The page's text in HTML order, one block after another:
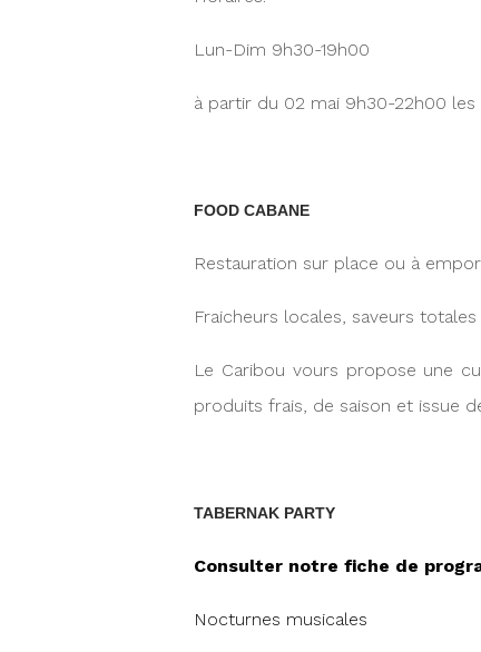
Lun-Dim 9h30-19h00
à partir du 02 mai 9h30-22h00 les
FOOD CABANE
Restauration sur place ou à
Fraicheurs locales, saveurs totales
Le Caribou vours propose une
produits frais, de saison et issue
TABERNAK PARTY
Consulter notre fiche de
Nocturnes musicales